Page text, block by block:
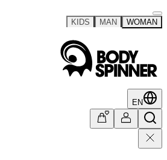
WOMAN
MAN
KIDS
EN